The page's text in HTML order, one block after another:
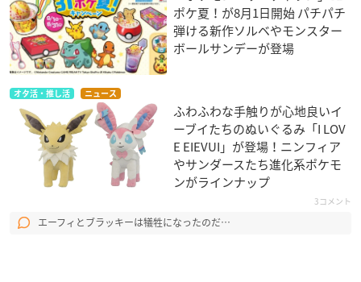
ポケ夏！が8月1日開始 パチパチ
弾ける新作ソルベやモンスター
ボールサンデーが登場
オタ活・推し活 ニュース
ふわふわな手触りが心地良いイ
ーブイたちのぬいぐるみ「I LOV
E EIEVUI」が登場！ニンフィア
やサンダースたち進化系ポケモ
ンがラインナップ
3コメント
エーフィとブラッキーは犠牲になったのだ…